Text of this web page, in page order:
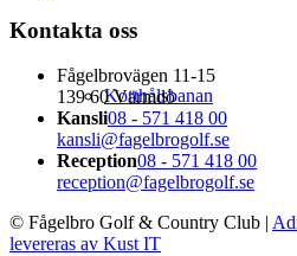
Korthålsbanan
Kontakta oss
Fågelbrovägen 11-15
139 60 Värmdö
Kansli08 - 571 418 00
kansli@fagelbrogolf.se
Reception08 - 571 418 00
reception@fagelbrogolf.se
© Fågelbro Golf & Country Club |
levereras av Kust IT